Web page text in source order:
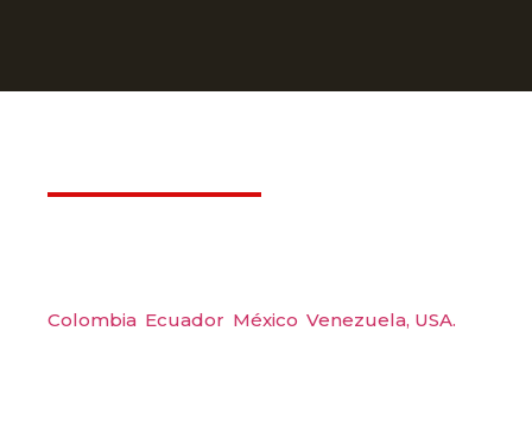
Colombia Ecuador México Venezuela, USA.